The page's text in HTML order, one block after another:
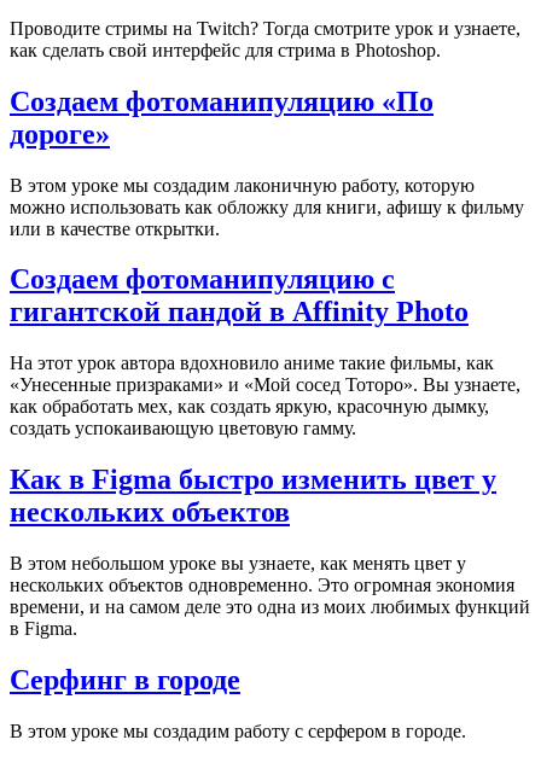
Проводите стримы на Twitch? Тогда смотрите урок и узнаете,
как сделать свой интерфейс для стрима в Photoshop.
Создаем фотоманипуляцию «По
дороге»
​В этом уроке мы создадим лаконичную работу, которую
можно использовать как обложку для книги, афишу к фильму
или в качестве открытки.
Создаем фотоманипуляцию с
гигантской пандой в Affinity Photo
На этот урок автора вдохновило аниме такие фильмы, как
«Унесенные призраками» и «Мой сосед Тоторо». Вы узнаете,
как обработать мех, как создать яркую, красочную дымку,
создать успокаивающую цветовую гамму.
Как в Figma быстро изменить цвет у
нескольких объектов
В этом небольшом уроке вы узнаете, как менять цвет у
нескольких объектов одновременно. Это огромная экономия
времени, и на самом деле это одна из моих любимых функций
в Figma.
Серфинг в городе
​В этом уроке мы создадим работу с серфером в городе.